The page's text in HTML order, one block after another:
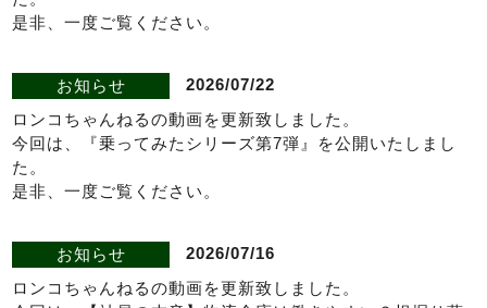
是非、一度ご覧ください。
お知らせ
2026/07/22
ロンコちゃんねるの動画を更新致しました。
今回は、『乗ってみたシリーズ第7弾』を公開いたしまし
た。
是非、一度ご覧ください。
お知らせ
2026/07/16
ロンコちゃんねるの動画を更新致しました。